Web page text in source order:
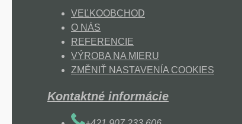
VEĽKOOBCHOD
O NÁS
REFERENCIE
VÝROBA NA MIERU
ZMĚNIŤ NASTAVENÍA COOKIES
Kontaktné informácie